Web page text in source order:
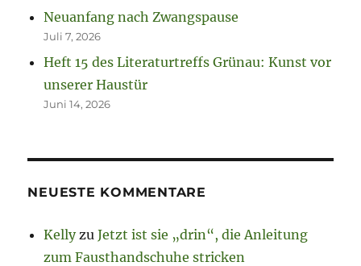
Neuanfang nach Zwangspause
Juli 7, 2026
Heft 15 des Literaturtreffs Grünau: Kunst vor
unserer Haustür
Juni 14, 2026
NEUESTE KOMMENTARE
KellyzuJetzt ist sie „drin“, die Anleitung
zum Fausthandschuhe stricken